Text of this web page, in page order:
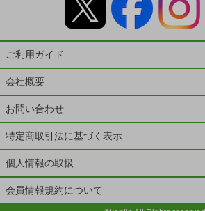
ご利用ガイド
会社概要
お問い合わせ
特定商取引法に基づく表示
個人情報の取扱
会員情報規約について